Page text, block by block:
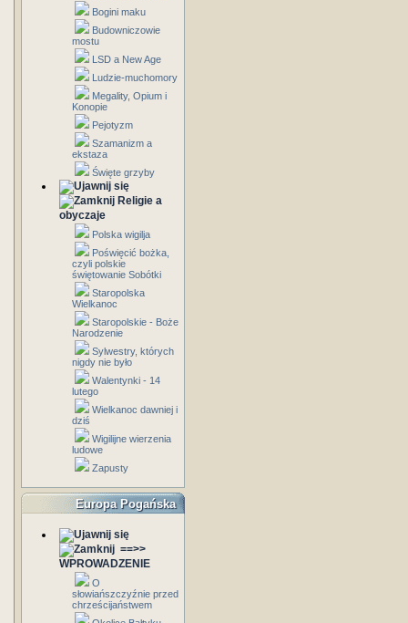
Bogini maku
Budowniczowie
mostu
LSD a New Age
Ludzie-muchomory
Megality, Opium i
Konopie
Pejotyzm
Szamanizm a
ekstaza
Święte grzyby
Religie a
obyczaje
Polska wigilja
Poświęcić bożka,
czyli polskie
świętowanie Sobótki
Staropolska
Wielkanoc
Staropolskie - Boże
Narodzenie
Sylwestry, których
nigdy nie było
Walentynki - 14
lutego
Wielkanoc dawniej i
dziś
Wigilijne wierzenia
ludowe
Zapusty
Europa Pogańska
==>>
WPROWADZENIE
O
słowiańszczyźnie przed
chrześcijaństwem